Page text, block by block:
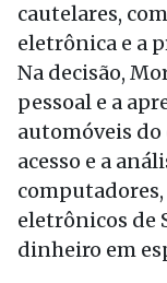
cautelares,
eletrônica e a
Na decisão,
pessoal e a
automóveis
acesso e a
eletrônicos de
dinheiro em